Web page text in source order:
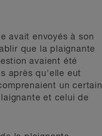
avait envoyés à son
que la plaignante
avaient été
après qu'elle eut
un certain
et celui de